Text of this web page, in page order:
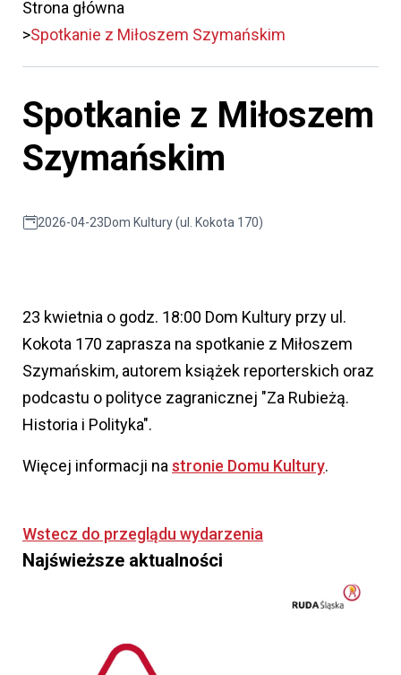
Strona główna
Spotkanie z Miłoszem Szymańskim
Spotkanie z Miłoszem
Szymańskim
2026-04-23Dom Kultury (ul. Kokota 170)
23 kwietnia o godz. 18:00 Dom Kultury przy ul.
Kokota 170 zaprasza na spotkanie z Miłoszem
Szymańskim, autorem książek reporterskich oraz
podcastu o polityce zagranicznej "Za Rubieżą.
Historia i Polityka".
Więcej informacji na stronie Domu Kultury.
Wstecz do przeglądu wydarzenia
Najświeższe aktualności